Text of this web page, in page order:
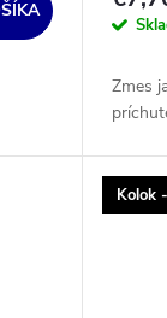
Zmes
Kolok